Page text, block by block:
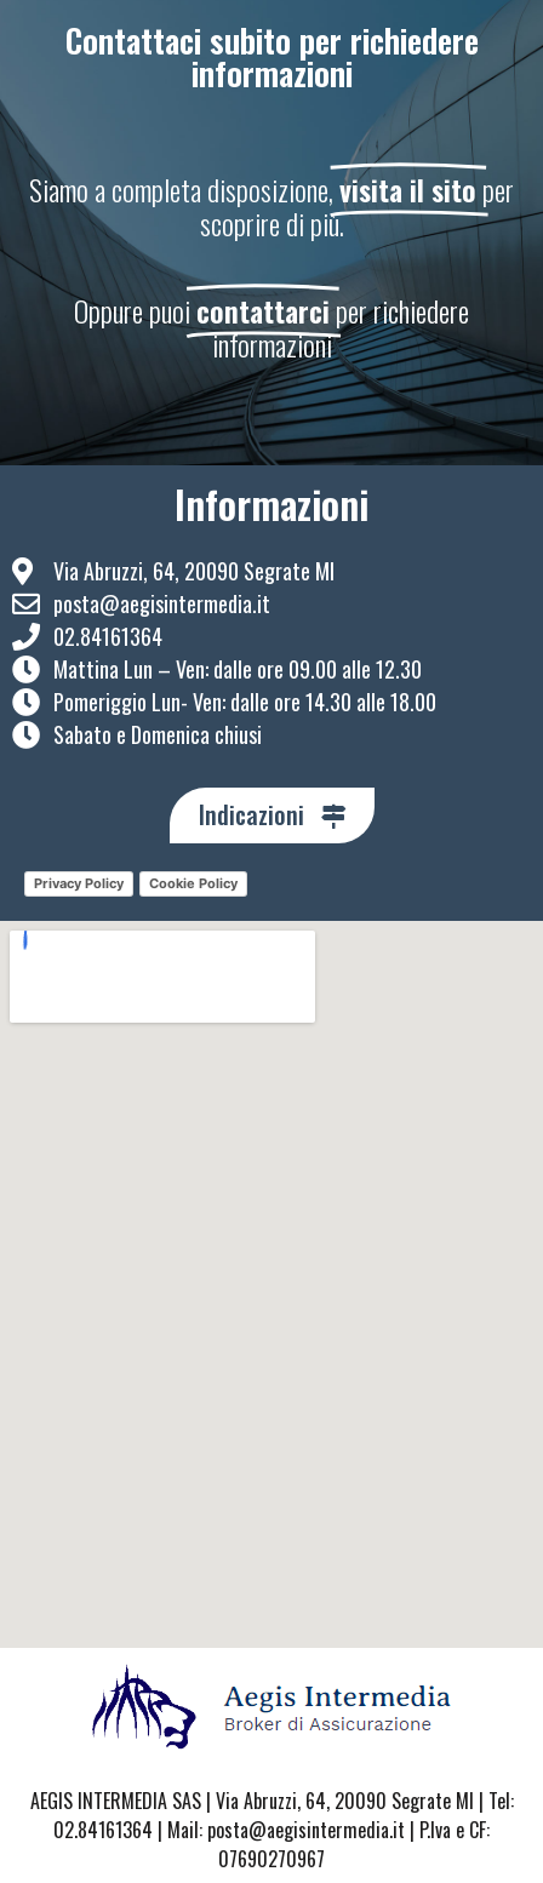
Contattaci subito per richiedere
informazioni
Siamo a completa disposizione,visita il sitoper
scoprire di più.
Oppure puoicontattarciper richiedere
informazioni
Informazioni
Via Abruzzi, 64, 20090 Segrate MI
posta@aegisintermedia.it
02.84161364
Mattina Lun – Ven: ​dalle ore 09.00 alle 12.30
Pomeriggio Lun- Ven: dalle ore 14.30 alle 18.00
Sabato e Domenica chiusi
Indicazioni
Privacy Policy Cookie Policy
AEGIS INTERMEDIA SAS | Via Abruzzi, 64, 20090 Segrate MI | Tel:
02.84161364 | Mail: posta@aegisintermedia.it | P.Iva e CF:
07690270967